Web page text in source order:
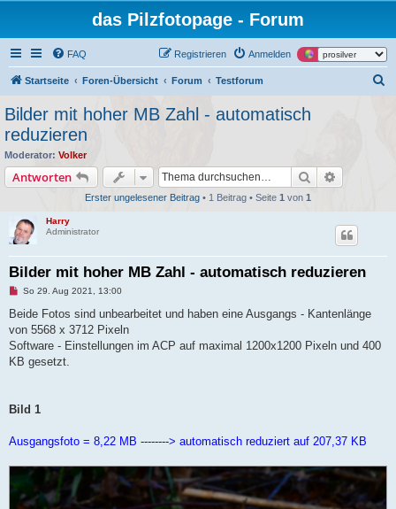
das Pilzfotopage - Forum
FAQ Anmelden
Registrieren
Startseite Foren-Übersicht Forum Testforum
Bilder mit hoher MB Zahl - automatisch
reduzieren
Moderator: Volker
Antworten Suche
Erster ungelesener Beitrag • 1 Beitrag • Seite 1 von 1
Harry
Administrator
Bilder mit hoher MB Zahl - automatisch reduzieren
U
g
l
e
e
B
t
g
So 29. Aug 2021, 13:00
Beide Fotos sind unbearbeitet und haben eine Ausgangs - Kantenlänge
von 5568 x 3712 Pixeln
Software - Einstellungen im ACP auf maximal 1200x1200 Pixeln und 400
KB gesetzt.
Bild 1
Ausgangsfoto = 8,22 MB --------> automatisch reduziert auf 207,37 KB